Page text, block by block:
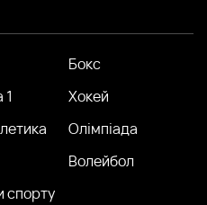
Бокс
Хокей
Олімпіада
Волейбол
спорту